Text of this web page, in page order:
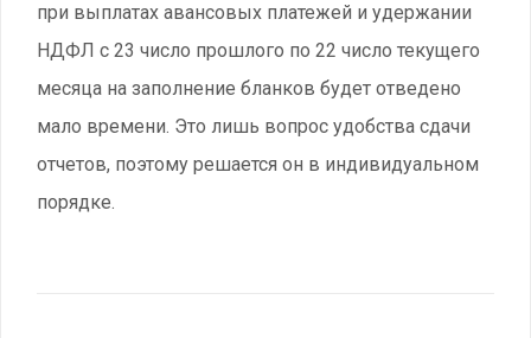
при выплатах авансовых платежей и удержании
НДФЛ с 23 число прошлого по 22 число текущего
месяца на заполнение бланков будет отведено
мало времени. Это лишь вопрос удобства сдачи
отчетов, поэтому решается он в индивидуальном
порядке.